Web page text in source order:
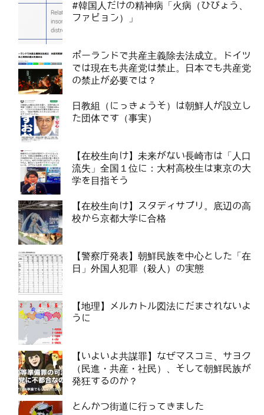
#韓国人だけの精神病「火病（ひびょう、
ファビョン）」
ポーランドで共産主義除去法成立。ドイツ
では現在も共産党は禁止。日本でも共産党
の禁止が必要では？
日教組（にっきょうそ）は朝鮮人が設立し
た団体です（事実）
【在校生向け】未来がない長崎市は「人口
流失」全国１位に：大村高校生は東京の大
学を目指そう
【在校生向け】スタディサプリ。底辺の高
校から京都大学に合格
【警察庁発表】朝鮮民族を中心とした「在
日」外国人犯罪（殺人）の実態
【地理】メルカトル図法にだまされないよ
うに
【いよいよ共謀罪】なぜマスコミ、サヨク
（民進・共産・社民）、そして朝鮮民族が
発狂するのか？
とんかつ街道に行ってきました